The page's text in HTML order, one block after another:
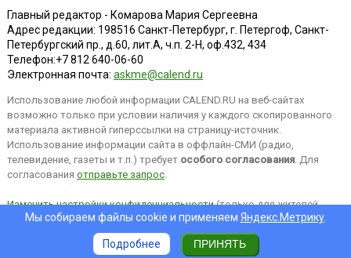
Главный редактор - Комарова Мария Сергеевна
Адрес редакции: 198516 Санкт-Петербург, г. Петергоф, Санкт-
Петербургский пр., д.60, лит.А, ч.п. 2-Н, оф.432, 434
Телефон:+7 812 640-06-60
Электронная почта: askme@calend.ru
Использование любой информации CALEND.RU на веб-сайтах
возможно только при условии наличия у каждого скопированного
материала активной гиперссылки на страницу-источник.
Использование информации сайта в оффлайн-СМИ (радио,
телевидение, газеты и т.п.) требует особого согласования. Для
согласования отправьте запрос.
Изменить настройки конфиденциальности(только для жителей
EEA).Мы собираем файлы cookie и применяем Яндекс.Метрику.
Подробнее ПРИНЯТЬ